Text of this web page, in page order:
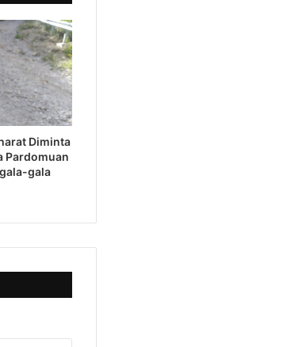
Diminta
Pardomuan
gala